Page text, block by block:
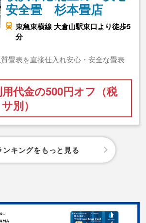
安全畳 杉本畳店
東急東横線 大倉山駅東口より徒歩5
分
畳表を直接仕入れ安心・安全な畳表
代金の500円オフ（税
別）
ンキングをもっと見る